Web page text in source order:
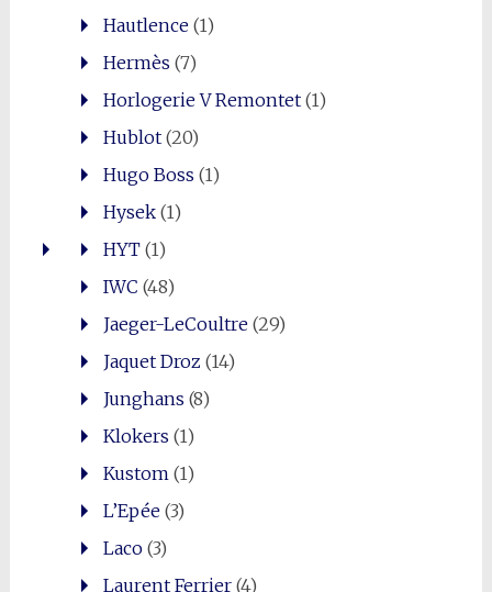
Hautlence(1)
Hermès (7)
Horlogerie V Remontet(1)
Hublot(20)
Hugo Boss (1)
Hysek(1)
HYT(1)
IWC (48)
Jaeger-LeCoultre(29)
Jaquet Droz (14)
Junghans (8)
Klokers (1)
Kustom (1)
L’Epée(3)
Laco(3)
Laurent Ferrier(4)